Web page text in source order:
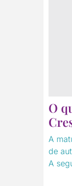
O
A
de
A